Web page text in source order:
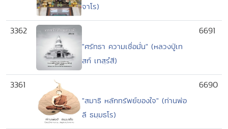
จาโร)
3362
"ศรัทธา ความเชื่อมั่น" (หลวงปู่เท
สก์ เทสฺรํสี)
6691
3361
"สมาธิ หลักทรัพย์ของใจ" (ท่านพ่อ
ลี ธมฺมธโร)
6690